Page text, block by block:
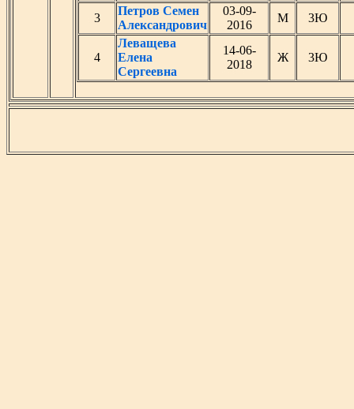
3
Петров Семен
Александрович
03-09-
2016
М 3Ю
4
Леващева
Елена
Сергеевна
14-06-
2018
Ж 3Ю